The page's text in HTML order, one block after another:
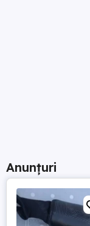
Anunțuri